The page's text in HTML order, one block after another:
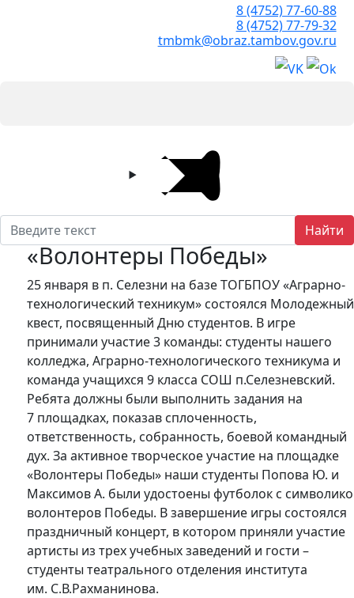
8 (4752) 77-60-88
8 (4752) 77-79-32
tmbmk@obraz.tambov.gov.ru
Найти
«Волонтеры Победы»
25 января в п. Селезни на базе ТОГБПОУ «Аграрно-
технологический техникум» состоялся Молодежный
квест, посвященный Дню студентов. В игре
принимали участие 3 команды: студенты нашего
колледжа, Аграрно-технологического техникума и
команда учащихся 9 класса СОШ п.Селезневский.
Ребята должны были выполнить задания на
7 площадках, показав сплоченность,
ответственность, собранность, боевой командный
дух. За активное творческое участие на площадке
«Волонтеры Победы» наши студенты Попова Ю. и
Максимов А. были удостоены футболок с
волонтеров Победы. В завершение игры состоялся
праздничный концерт, в котором приняли участие
артисты из трех учебных заведений и гости –
студенты театрального отделения института
им. С.В.Рахманинова.